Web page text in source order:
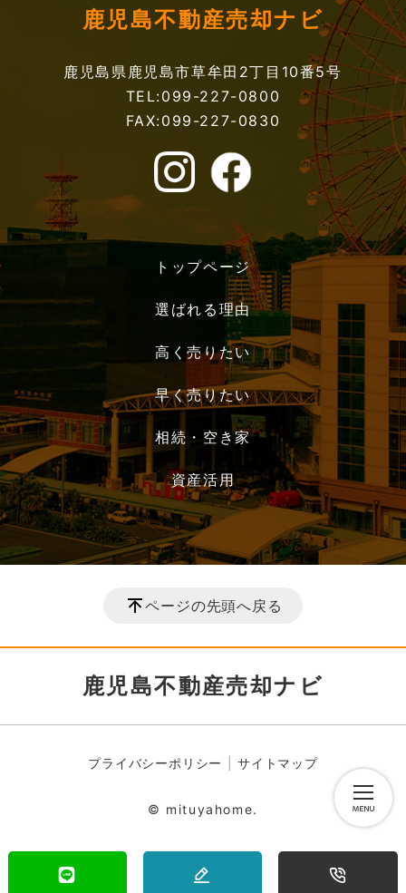
鹿児島不動産売却ナビ
鹿児島県鹿児島市草牟田2丁目10番5号
TEL:099-227-0800
FAX:099-227-0830
トップページ
選ばれる理由
高く売りたい
早く売りたい
相続・空き家
資産活用
ページの先頭へ戻る
鹿児島不動産売却ナビ
プライバシーポリシー サイトマップ
© mituyahome.